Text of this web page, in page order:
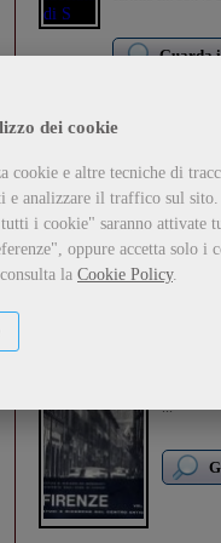
dei cookie
cookie e altre tecniche di
e analizzare il traffico sul sito.
i cookie" saranno attivate
oppure accetta solo i
la Cookie Policy.
Guarda
formato:
Libro
cartella cm 33x45
Guarda
...